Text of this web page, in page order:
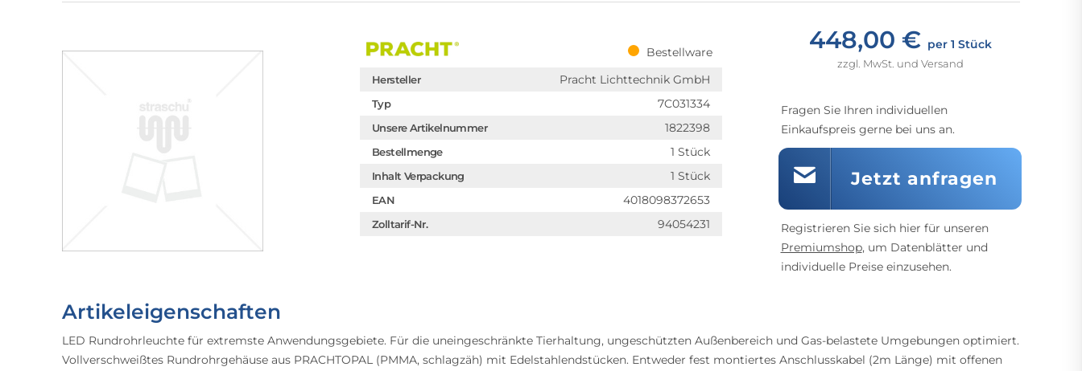
Bestellware
Hersteller Pracht Lichttechnik GmbH
Typ 7C031334
Unsere Artikelnummer 1822398
Bestellmenge 1 Stück
Inhalt Verpackung 1 Stück
EAN 4018098372653
Zolltarif-Nr. 94054231
448,00 € per 1 Stück
zzgl. MwSt. und Versand
Fragen Sie Ihren individuellen
Einkaufspreis gerne bei uns an.
Jetzt anfragen
Registrieren Sie sich hier für unseren
Premiumshop, um Datenblätter und
individuelle Preise einzusehen.
Artikeleigenschaften
LED Rundrohrleuchte für extremste Anwendungsgebiete. Für die uneingeschränkte Tierhaltung, ungeschützten Außenbereich und Gas-belastete Umgebungen optimiert.
Vollverschweißtes Rundrohrgehäuse aus PRACHTOPAL (PMMA, schlagzäh) mit Edelstahlendstücken. Entweder fest montiertes Anschlusskabel (2m Länge) mit offenen